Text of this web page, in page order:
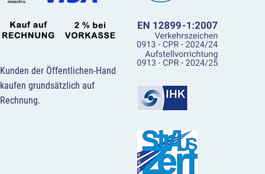
Kunden der Öffentlichen-Hand
kaufen grundsätzlich auf
Rechnung.